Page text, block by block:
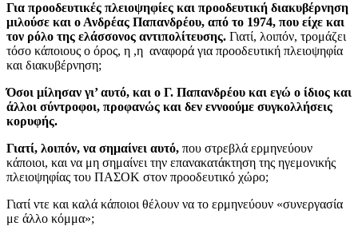
Για προοδευτικές πλειοψηφίες και προοδευτική διακυβέρνηση
μιλούσε και ο Ανδρέας Παπανδρέου, από το 1974, που είχε και
τον ρόλο της ελάσσονος αντιπολίτευσης. Γιατί, λοιπόν, τρομάζει
τόσο κάποιους ο όρος, η ,η αναφορά για προοδευτική πλειοψηφία
και διακυβέρνηση;
Όσοι μίλησαν γι’ αυτό, και ο Γ. Παπανδρέου και εγώ ο ίδιος και
άλλοι σύντροφοι, προφανώς και δεν εννοούμε συγκολλήσεις
κορυφής.
Γιατί, λοιπόν, να σημαίνει αυτό, που στρεβλά ερμηνεύουν
κάποιοι, και να μη σημαίνει την επανακατάκτηση της ηγεμονικής
πλειοψηφίας του ΠΑΣΟΚ στον προοδευτικό χώρο;
Γιατί ντε και καλά κάποιοι θέλουν να το ερμηνεύουν «συνεργασία
με άλλο κόμμα»;